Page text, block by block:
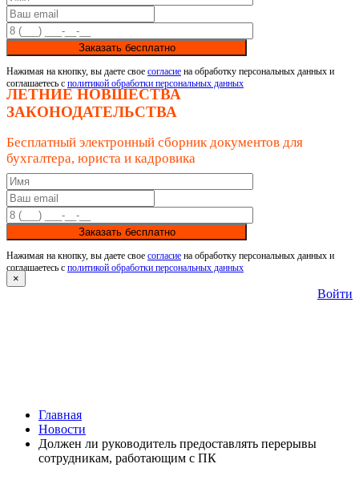
Заказать бесплатно
Нажимая на кнопку, вы даете свое согласие на обработку персональных данных и
соглашаетесь с политикой обработки персональных данных
ЛЕТНИЕ НОВШЕСТВА
ЗАКОНОДАТЕЛЬСТВА
Бесплатный электронный сборник документов для
бухгалтера, юриста и кадровика
Заказать бесплатно
Нажимая на кнопку, вы даете свое согласие на обработку персональных данных и
соглашаетесь с политикой обработки персональных данных
×
Войти
Главная
Новости
Должен ли руководитель предоставлять перерывы
сотрудникам, работающим с ПК